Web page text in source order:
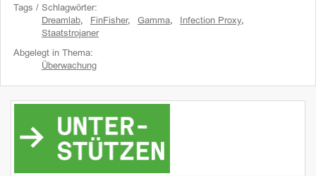
Tags / Schlagwörter:
Dreamlab, FinFisher, Gamma, Infection Proxy,
Staatstrojaner
Abgelegt in Thema:
Überwachung